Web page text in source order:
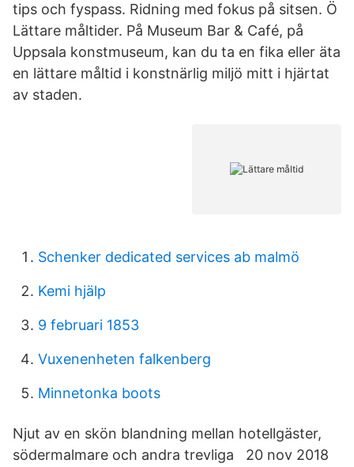
tips och fyspass. Ridning med fokus på sitsen. Ö
Lättare måltider. På Museum Bar & Café, på
Uppsala konstmuseum, kan du ta en fika eller äta
en lättare måltid i konstnärlig miljö mitt i hjärtat
av staden.
Schenker dedicated services ab malmö
Kemi hjälp
9 februari 1853
Vuxenenheten falkenberg
Minnetonka boots
Njut av en skön blandning mellan hotellgäster,
södermalmare och andra trevliga 20 nov 2018